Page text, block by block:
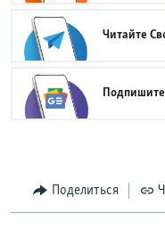
Читайте
Поделиться